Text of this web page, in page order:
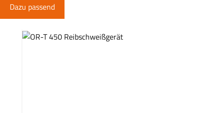
Dazu passend
Produktgalerie überspringen